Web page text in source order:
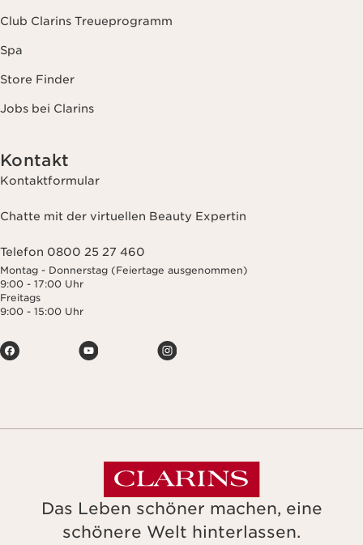
Club Clarins Treueprogramm
Spa
Store Finder
Jobs bei Clarins
Kontakt
Kontaktformular
Chatte mit der virtuellen Beauty Expertin
Telefon 0800 25 27 460
Montag - Donnerstag (Feiertage ausgenommen)
9:00 - 17:00 Uhr
Freitags
9:00 - 15:00 Uhr
Das Leben schöner machen, eine
schönere Welt hinterlassen.